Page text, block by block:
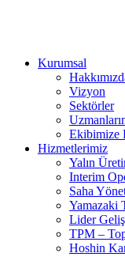
Kurumsal
Vizyon
Sektörler
Ekibimize
Hizmetlerimiz
Yalın
Interim
Saha
Yamazaki
Lider
TPM –
Hoshin